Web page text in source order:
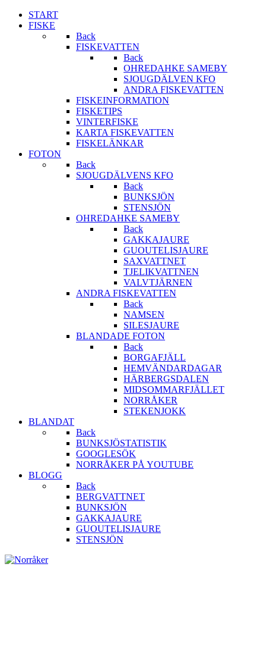
START
FISKE
Back
FISKEVATTEN
Back
OHREDAHKE SAMEBY
SJOUGDÄLVEN KFO
ANDRA FISKEVATTEN
FISKEINFORMATION
FISKETIPS
VINTERFISKE
KARTA FISKEVATTEN
FISKELÄNKAR
FOTON
Back
SJOUGDÄLVENS KFO
Back
BUNKSJÖN
STENSJÖN
OHREDAHKE SAMEBY
Back
GAKKAJAURE
GUOUTELISJAURE
SAXVATTNET
TJELIKVATTNEN
VALVTJÄRNEN
ANDRA FISKEVATTEN
Back
NAMSEN
SILESJAURE
BLANDADE FOTON
Back
BORGAFJÄLL
HEMVÄNDARDAGAR
HÄRBERGSDALEN
MIDSOMMARFJÄLLET
NORRÅKER
STEKENJOKK
BLANDAT
Back
BUNKSJÖSTATISTIK
GOOGLESÖK
NORRÅKER PÅ YOUTUBE
BLOGG
Back
BERGVATTNET
BUNKSJÖN
GAKKAJAURE
GUOUTELISJAURE
STENSJÖN